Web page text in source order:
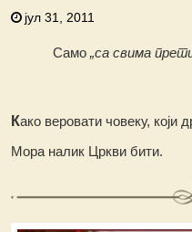
јул 31, 2011
Само „са свима
Како веровати човеку, који
Mора налик Цркви бити.